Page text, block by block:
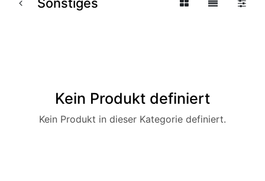
Kein Produkt definiert
Kein Produkt in dieser Kategorie definiert.